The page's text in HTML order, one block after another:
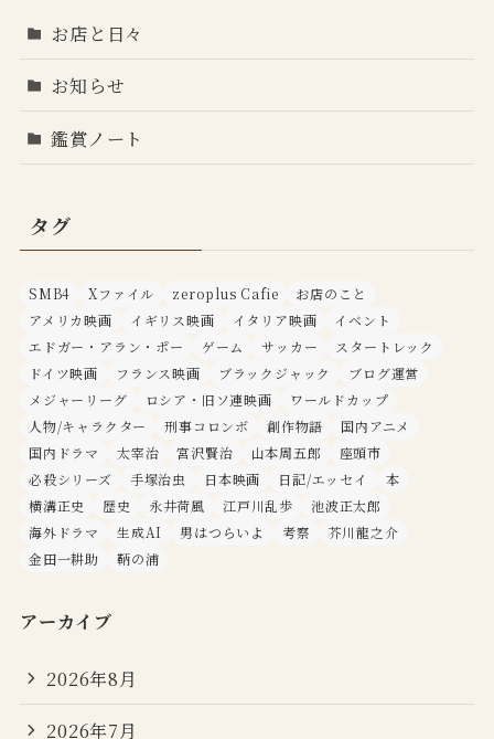
お店と日々
お知らせ
鑑賞ノート
タグ
SMB4 Xファイル zeroplus Cafie
お店のこと
アメリカ映画
イギリス映画 イタリア映画
イベント
エドガー・アラン・ポー
ゲーム サッカー
スタートレック
ドイツ映画
フランス映画 ブラックジャック
ブログ運営
メジャーリーグ
ロシア・旧ソ連映画
ワールドカップ
人物/キャラクター
刑事コロンボ 創作物語
国内アニメ
国内ドラマ
太宰治 宮沢賢治 山本周五郎
座頭市
必殺シリーズ
手塚治虫 日本映画 日記/エッセイ
本
横溝正史
歴史 永井荷風 江戸川乱歩
池波正太郎
海外ドラマ
生成AI 男はつらいよ 考察
芥川龍之介
金田一耕助
鞆の浦
アーカイブ
2026年8月
2026年7月